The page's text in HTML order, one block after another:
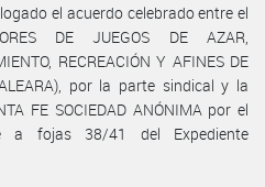
el acuerdo celebrado entre el
DE JUEGOS DE AZAR,
RECREACIÓN Y AFINES DE
por la parte sindical y la
FE SOCIEDAD ANÓNIMA por el
a fojas 38/41 del Expediente